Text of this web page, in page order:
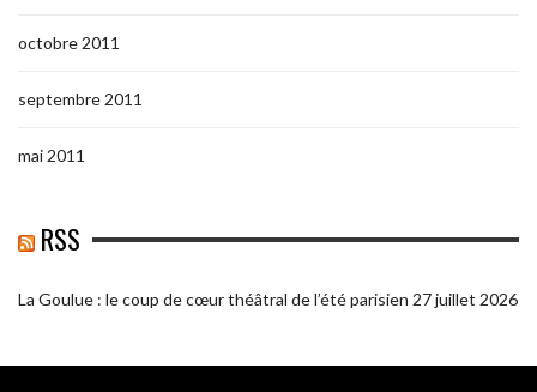
octobre 2011
septembre 2011
mai 2011
RSS
La Goulue : le coup de cœur théâtral de l’été parisien 27 juillet 2026